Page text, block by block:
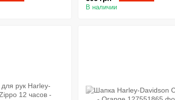
В наличии